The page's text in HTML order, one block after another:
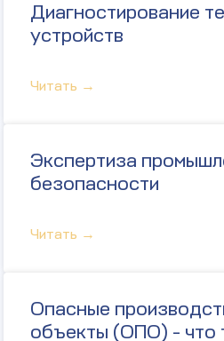
Диагностирование
устройств
Читать →
Экспертиза
безопасности
Читать →
Опасные
объекты (ОПО) - что